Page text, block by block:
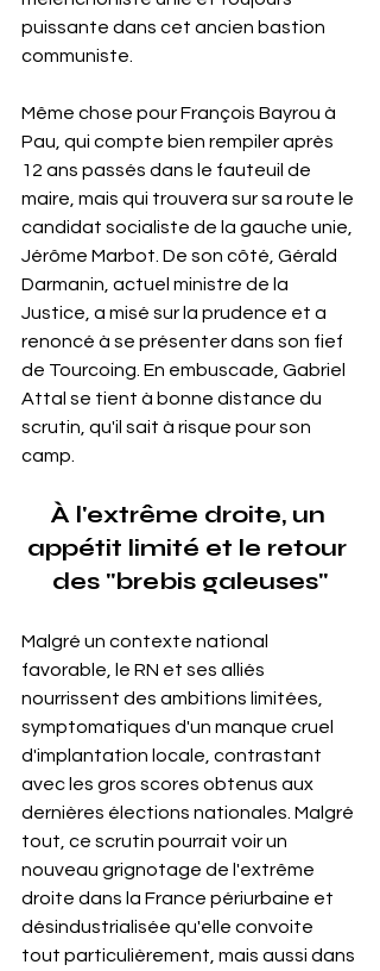
puissante dans cet ancien bastion
communiste.
Même chose pour François Bayrou à
Pau, qui compte bien rempiler après
12 ans passés dans le fauteuil de
maire, mais qui trouvera sur sa route le
candidat socialiste de la gauche unie,
Jérôme Marbot. De son côté, Gérald
Darmanin, actuel ministre de la
Justice, a misé sur la prudence et a
renoncé à se présenter dans son fief
de Tourcoing. En embuscade, Gabriel
Attal se tient à bonne distance du
scrutin, qu'il sait à risque pour son
camp.
À l'extrême droite, un
appétit limité et le retour
des "brebis galeuses"
Malgré un contexte national
favorable, le RN et ses alliés
nourrissent des ambitions limitées,
symptomatiques d'un manque cruel
d'implantation locale, contrastant
avec les gros scores obtenus aux
dernières élections nationales. Malgré
tout, ce scrutin pourrait voir un
nouveau grignotage de l'extrême
droite dans la France périurbaine et
désindustrialisée qu'elle convoite
tout particulièrement, mais aussi dans